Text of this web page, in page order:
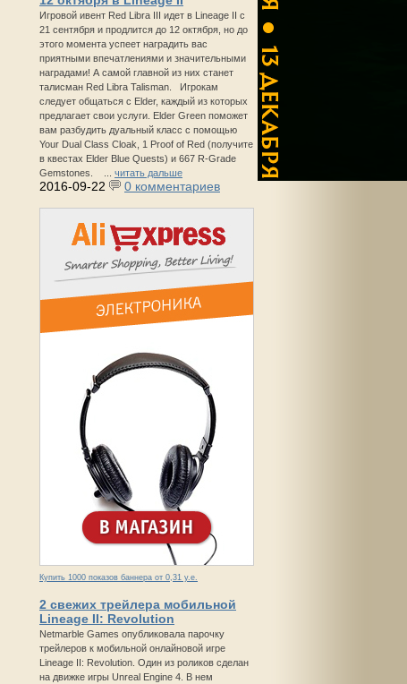
Игровой ивент Red Libra III идет в Lineage II с
21 сентября и продлится до 12 октября, но до
этого момента успеет наградить вас
приятными впечатлениями и значительными
наградами! А самой главной из них станет
талисман Red Libra Talisman. Игрокам
следует общаться с Elder, каждый из которых
предлагает свои услуги. Elder Green поможет
вам разбудить дуальный класс с помощью
Your Dual Class Cloak, 1 Proof of Red (получите
в квестах Elder Blue Quests) и 667 R-Grade
Gemstones. ... читать дальше
2016-09-22 0 комментариев
Купить 1000 показов баннера от 0,31 у.е.
2 свежих трейлера мобильной
Lineage II: Revolution
Netmarble Games опубликовала парочку
трейлеров к мобильной онлайновой игре
Lineage II: Revolution. Один из роликов сделан
на движке игры Unreal Engine 4. В нем